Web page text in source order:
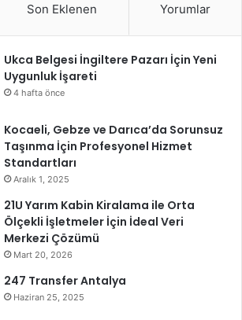
Son Eklenen Yorumlar
Ukca Belgesi İngiltere Pazarı İçin Yeni
Uygunluk İşareti
4 hafta önce
Kocaeli, Gebze ve Darıca’da Sorunsuz
Taşınma İçin Profesyonel Hizmet
Standartları
Aralık 1, 2025
21U Yarım Kabin Kiralama ile Orta
Ölçekli İşletmeler İçin İdeal Veri
Merkezi Çözümü
Mart 20, 2026
247 Transfer Antalya
Haziran 25, 2025